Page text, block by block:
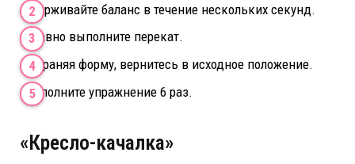
Удерживайте баланс в течение нескольких секунд.
Плавно выполните перекат.
Сохраняя форму, вернитесь в исходное положение.
Выполните упражнение 6 раз.
«Кресло-качалка»